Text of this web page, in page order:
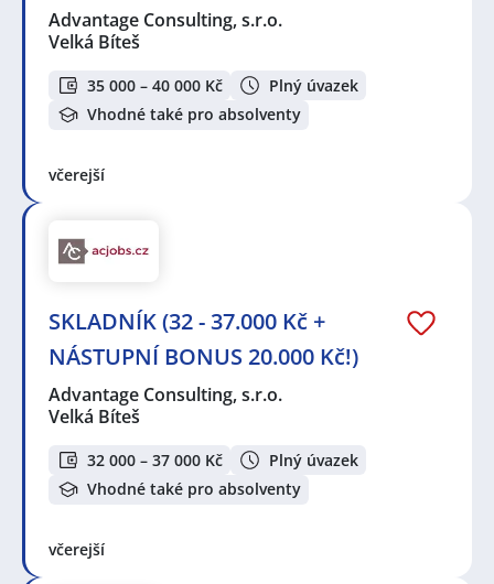
Advantage Consulting, s.r.o.
Velká Bíteš
35 000 – 40 000 Kč
Plný úvazek
Vhodné také pro absolventy
včerejší
SKLADNÍK (32 - 37.000 Kč +
NÁSTUPNÍ BONUS 20.000 Kč!)
Advantage Consulting, s.r.o.
Velká Bíteš
32 000 – 37 000 Kč
Plný úvazek
Vhodné také pro absolventy
včerejší